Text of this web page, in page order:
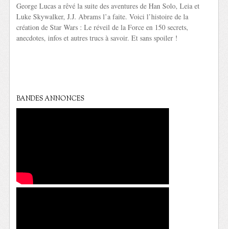
George Lucas a rêvé la suite des aventures de Han Solo, Leia et
Luke Skywalker, J.J. Abrams l’a faite. Voici l’histoire de la
création de Star Wars : Le réveil de la Force en 150 secrets,
anecdotes, infos et autres trucs à savoir. Et sans spoiler !
BANDES ANNONCES